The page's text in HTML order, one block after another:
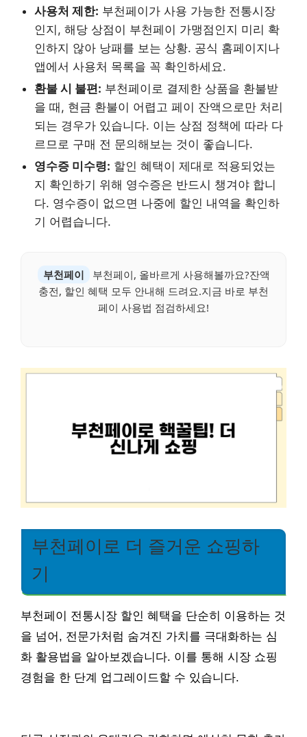
사용처 제한: 부천페이가 사용 가능한 전통시장
인지, 해당 상점이 부천페이 가맹점인지 미리 확
인하지 않아 낭패를 보는 상황. 공식 홈페이지나
앱에서 사용처 목록을 꼭 확인하세요.
환불 시 불편: 부천페이로 결제한 상품을 환불받
을 때, 현금 환불이 어렵고 페이 잔액으로만 처리
되는 경우가 있습니다. 이는 상점 정책에 따라 다
르므로 구매 전 문의해보는 것이 좋습니다.
영수증 미수령: 할인 혜택이 제대로 적용되었는
지 확인하기 위해 영수증은 반드시 챙겨야 합니
다. 영수증이 없으면 나중에 할인 내역을 확인하
기 어렵습니다.
부천페이
부천페이, 올바르게 사용해볼까요?잔액
충전, 할인 혜택 모두 안내해 드려요.지금 바로 부천
페이 사용법 점검하세요!
부천페이로 더 즐거운 쇼핑하
기
부천페이 전통시장 할인 혜택을 단순히 이용하는 것
을 넘어, 전문가처럼 숨겨진 가치를 극대화하는 심
화 활용법을 알아보겠습니다. 이를 통해 시장 쇼핑
경험을 한 단계 업그레이드할 수 있습니다.